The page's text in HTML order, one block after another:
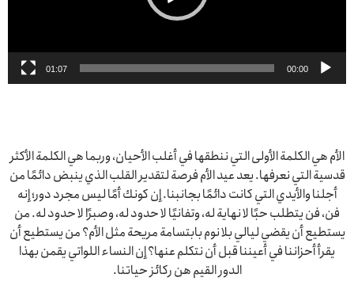
00:00
01:07
الأم هي الكلمة الأولى التي ننطقها في أغلب الأحيان، وربما هي الكلمة الأكثر
قدسية التي نعرفها. يعد عيد الأم فرصة لتقدير القلب الذي ينبض دائمًا من
أجلنا والأيدي التي كانت دائمًا بجانبنا. إن كونك أمًا ليس مجرد دور؛ إنه
فن، فن يتطلب حبًا لا نهاية له، وتفانيًا لا حدود له، وصبرًا لا حدود له. من
يستطيع أن يقضي ليالي بلا نوم بابتسامة مريحة مثل الأم؟ من يستطيع أن
يقرأ أحزاننا في أعيننا قبل أن نتكلم عنها؟ إن النساء اللواتي يقمن بهذا
الدور القيم هن ركائز حياتنا.